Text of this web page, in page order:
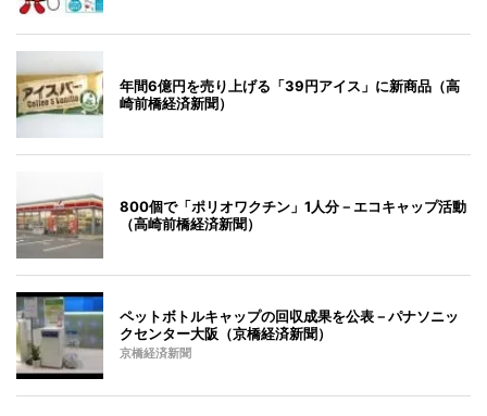
年間6億円を売り上げる「39円アイス」に新商品（高
崎前橋経済新聞）
800個で「ポリオワクチン」1人分－エコキャップ活動
（高崎前橋経済新聞）
ペットボトルキャップの回収成果を公表－パナソニッ
クセンター大阪（京橋経済新聞）
京橋経済新聞